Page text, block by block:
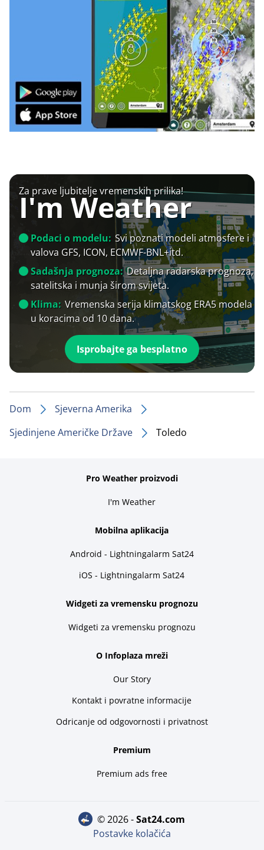
Za prave ljubitelje vremenskih prilika!
I'm Weather
Podaci o modelu: Svi poznati modeli atmosfere i
valova GFS, ICON, ECMWF-BNL+itd.
Sadašnja prognoza: Detaljna radarska prognoza,
satelitska i munja širom svijeta.
Klima: Vremenska serija klimatskog ERA5 modela
u koracima od 10 dana.
Isprobajte ga besplatno
Dom
Sjeverna Amerika
Sjedinjene Američke Države
Toledo
Pro Weather proizvodi
I'm Weather
Mobilna aplikacija
Android - Lightningalarm Sat24
iOS - Lightningalarm Sat24
Widgeti za vremensku prognozu
Widgeti za vremensku prognozu
O Infoplaza mreži
Our Story
Kontakt i povratne informacije
Odricanje od odgovornosti i privatnost
Premium
Premium ads free
© 2026 - sat24.com
Postavke kolačića